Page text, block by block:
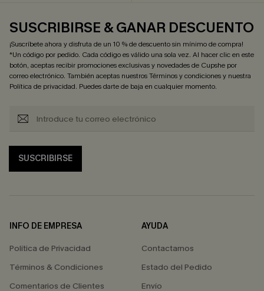
SUSCRIBIRSE & GANAR DESCUENTO
¡Suscríbete ahora y disfruta de un 10 % de descuento sin mínimo de compra!
*Un código por pedido. Cada código es válido una sola vez. Al hacer clic en este
botón, aceptas recibir promociones exclusivas y novedades de Cupshe por
correo electrónico. También aceptas nuestrosTérminos y condicionesy nuestra
Política de privacidad. Puedes darte de baja en cualquier momento.
SUSCRIBIRSE
INFO DE EMPRESA
Política de Privacidad
Términos & Condiciones
Comentarios de Clientes
AYUDA
Contactarnos
Estado del Pedido
Envío